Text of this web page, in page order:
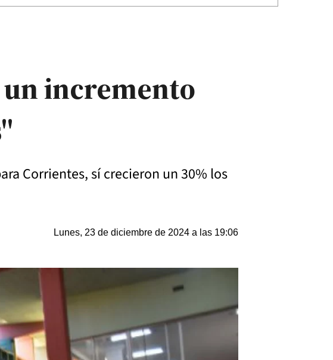
incremento
Corrientes, sí crecieron un 30% los
Lunes, 23 de diciembre de 2024 a las 19:06